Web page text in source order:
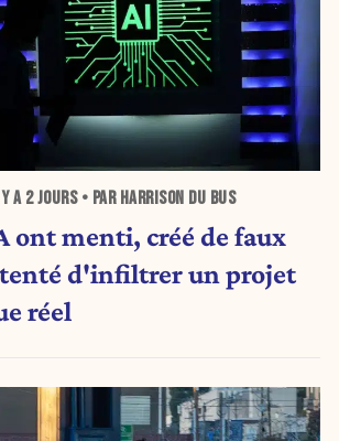
A2 JOURS• PAR HARRISON DU BUS
ont menti, créé de faux
d'infiltrer un projet
réel